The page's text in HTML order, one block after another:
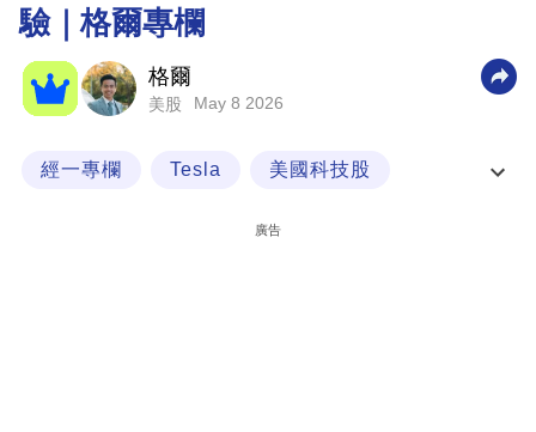
商
業
科
驗｜格爾專欄
格爾
美股 May 8 2026
經一專欄 Tesla 美國科技股
廣告